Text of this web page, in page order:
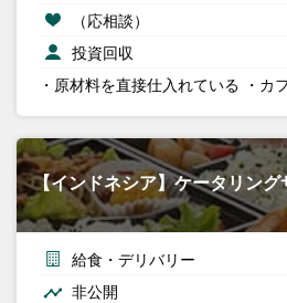
（応相談）
投資回収
・原材料を直接仕入れている ・カ
【インドネシア】ケータリン
給食・デリバリー
非公開